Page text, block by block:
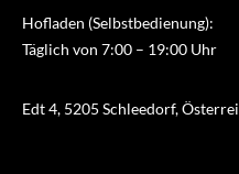
Hofladen (Selbstbedienung):
Täglich von 7:00 – 19:00 Uhr
Edt 4, 5205 Schleedorf,